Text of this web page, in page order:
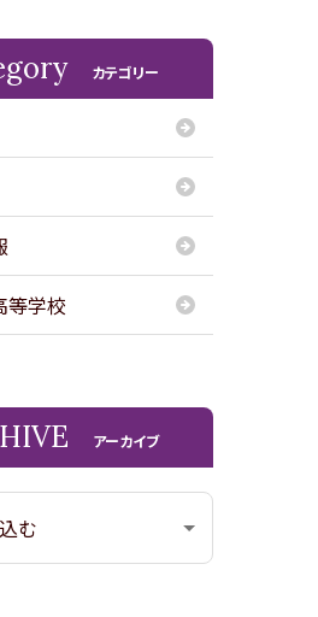
カテゴリー
等学校
アーカイブ